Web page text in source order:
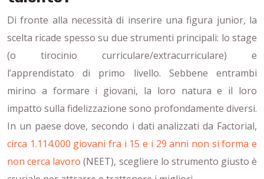
Di fronte alla necessità di inserire una figura junior, la
scelta ricade spesso su due strumenti principali: lo stage
(o tirocinio curriculare/extracurriculare) e
l’apprendistato di primo livello. Sebbene entrambi
mirino a formare i giovani, la loro natura e il loro
impatto sulla fidelizzazione sono profondamente diversi.
In un paese dove, secondo i dati analizzati da Factorial,
circa 1.114.000 giovani fra i 15 e i 29 anni non si forma e
non cerca lavoro (NEET), scegliere lo strumento giusto è